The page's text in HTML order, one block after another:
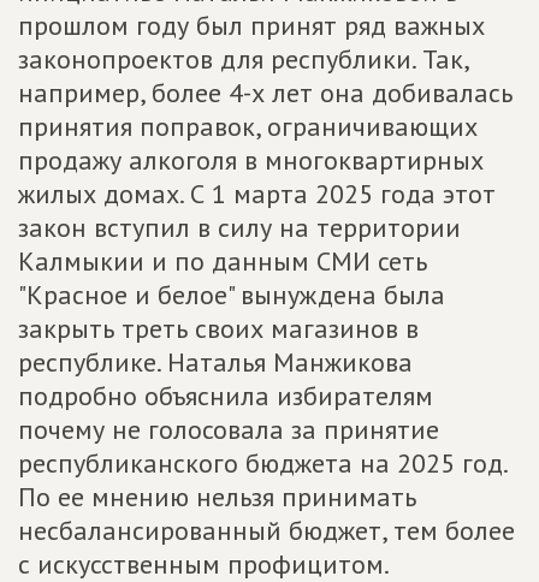
прошлом году был принят ряд важных
законопроектов для республики. Так,
например, более 4-х лет она добивалась
принятия поправок, ограничивающих
продажу алкоголя в многоквартирных
жилых домах. С 1 марта 2025 года этот
закон вступил в силу на территории
Калмыкии и по данным СМИ сеть
"Красное и белое" вынуждена была
закрыть треть своих магазинов в
республике. Наталья Манжикова
подробно объяснила избирателям
почему не голосовала за принятие
республиканского бюджета на 2025 год.
По ее мнению нельзя принимать
несбалансированный бюджет, тем более
с искусственным профицитом.